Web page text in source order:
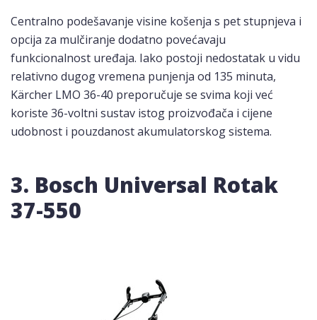
Centralno podešavanje visine košenja s pet stupnjeva i
opcija za mulčiranje dodatno povećavaju
funkcionalnost uređaja. Iako postoji nedostatak u vidu
relativno dugog vremena punjenja od 135 minuta,
Kärcher LMO 36-40 preporučuje se svima koji već
koriste 36-voltni sustav istog proizvođača i cijene
udobnost i pouzdanost akumulatorskog sistema.
3. Bosch Universal Rotak
37-550